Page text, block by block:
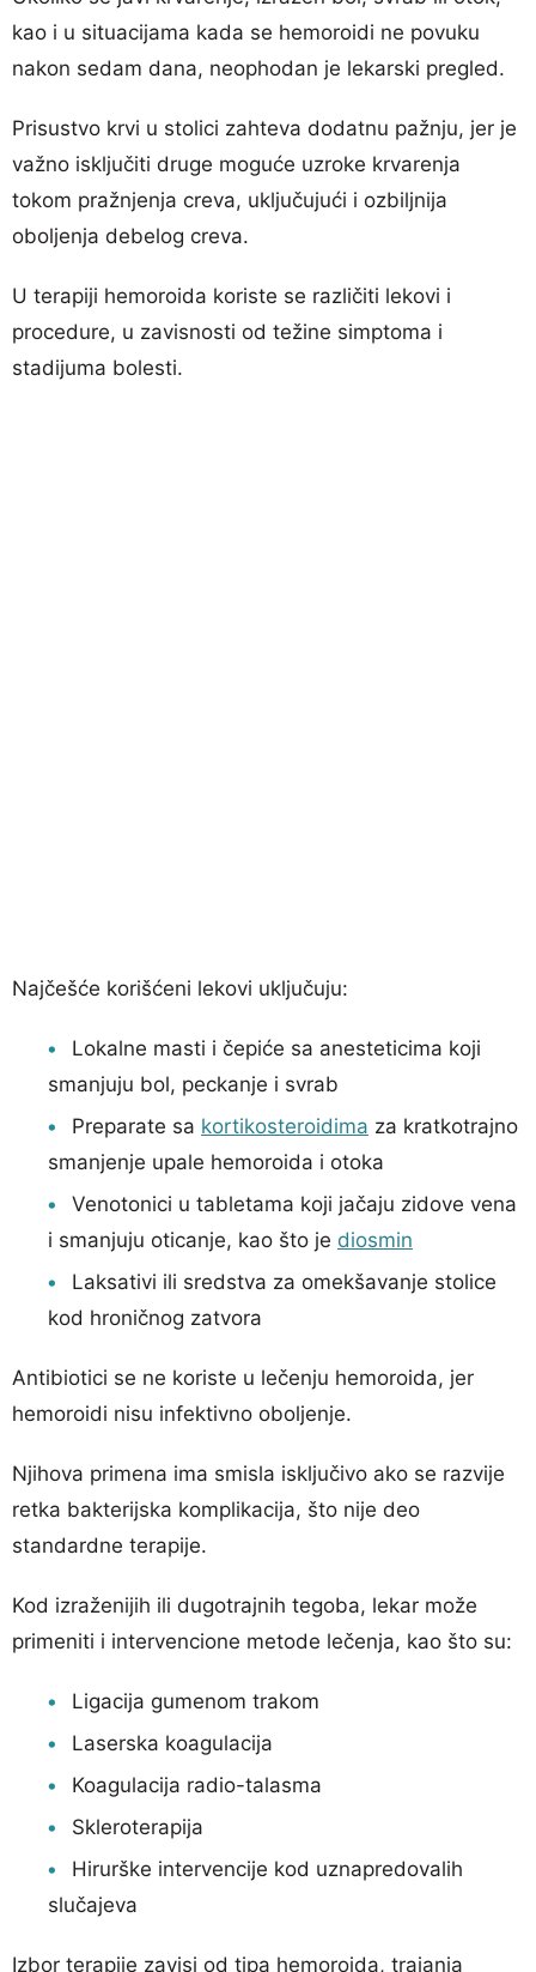
kao i u situacijama kada se hemoroidi ne povuku
nakon sedam dana, neophodan je lekarski pregled.
Prisustvo krvi u stolici zahteva dodatnu pažnju, jer je
važno isključiti druge moguće uzroke krvarenja
tokom pražnjenja creva, uključujući i ozbiljnija
oboljenja debelog creva.
U terapiji hemoroida koriste se različiti lekovi i
procedure, u zavisnosti od težine simptoma i
stadijuma bolesti.
Najčešće korišćeni lekovi uključuju:
Lokalne masti i čepiće sa anesteticima koji
smanjuju bol, peckanje i svrab
Preparate sa kortikosteroidima za kratkotrajno
smanjenje upale hemoroida i otoka
Venotonici u tabletama koji jačaju zidove vena
i smanjuju oticanje, kao što je diosmin
Laksativi ili sredstva za omekšavanje stolice
kod hroničnog zatvora
Antibiotici se ne koriste u lečenju hemoroida, jer
hemoroidi nisu infektivno oboljenje.
Njihova primena ima smisla isključivo ako se razvije
retka bakterijska komplikacija, što nije deo
standardne terapije.
Kod izraženijih ili dugotrajnih tegoba, lekar može
primeniti i intervencione metode lečenja, kao što su:
Ligacija gumenom trakom
Laserska koagulacija
Koagulacija radio-talasma
Skleroterapija
Hirurške intervencije kod uznapredovalih
slučajeva
Izbor terapije zavisi od tipa hemoroida, trajanja